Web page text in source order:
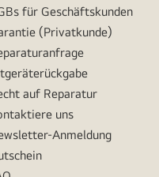
für Geschäftskunden
(Privatkunde)
auf Reparatur
uns
Anmeldung